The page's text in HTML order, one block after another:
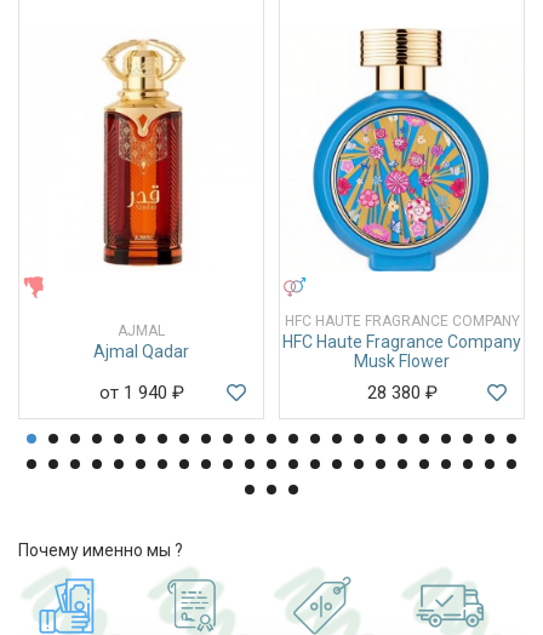
AJMAL
Ajmal Qadar
от 1 940 ₽
HFC HAUTE FRAGRANCE COMPANY
HFC Haute Fragrance Company
Musk Flower
28 380 ₽
Почему именно мы ?